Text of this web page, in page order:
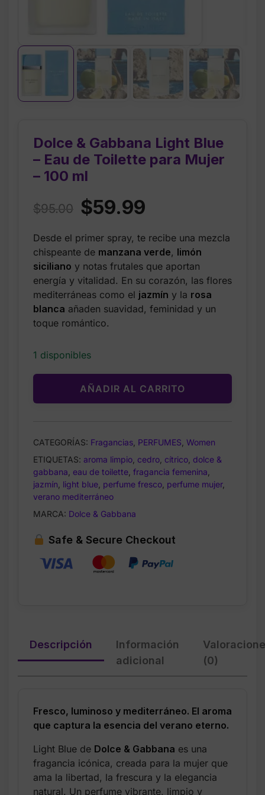
Dolce & Gabbana Light Blue
– Eau de Toilette para Mujer
– 100 ml
$95.00 Original
was:
$95.00.
$59.99
is:
$59.99.
Desde el primer spray, te recibe una mezcla
chispeante de manzana verde, limón
siciliano y notas frutales que aportan
energía y vitalidad. En su corazón, las flores
mediterráneas como el jazmín y la rosa
blanca añaden suavidad, feminidad y un
toque romántico.
1 disponibles
AÑADIR AL CARRITO
CATEGORÍAS: Fragancias PERFUMES Women
ETIQUETAS: aroma limpio cedro cítrico dolce &
gabbana eau de toilette fragancia femenina
jazmín light blue perfume fresco perfume mujer,
verano mediterráneo
MARCA: Dolce & Gabbana
Safe & Secure Checkout
Descripción
Información
adicional
(0)
Fresco, luminoso y mediterráneo. El aroma
que captura la esencia del verano eterno.
Light Blue de Dolce & Gabbana es una
fragancia icónica, creada para la mujer que
ama la libertad, la frescura y la elegancia
natural. Un perfume vibrante, limpio y